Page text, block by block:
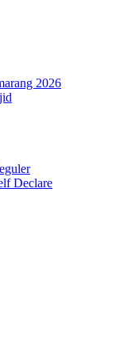
2026
Declare